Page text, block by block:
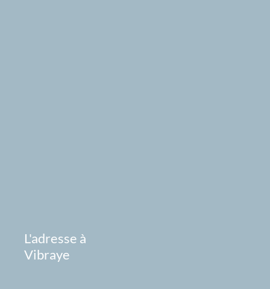
L'adresse à
Vibraye